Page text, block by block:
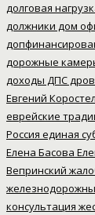
долговая
должники дом
дорожные
доходы ДПС
Евгений
еврейские
Россия единая
Елена Басова
Вепринский
консультация